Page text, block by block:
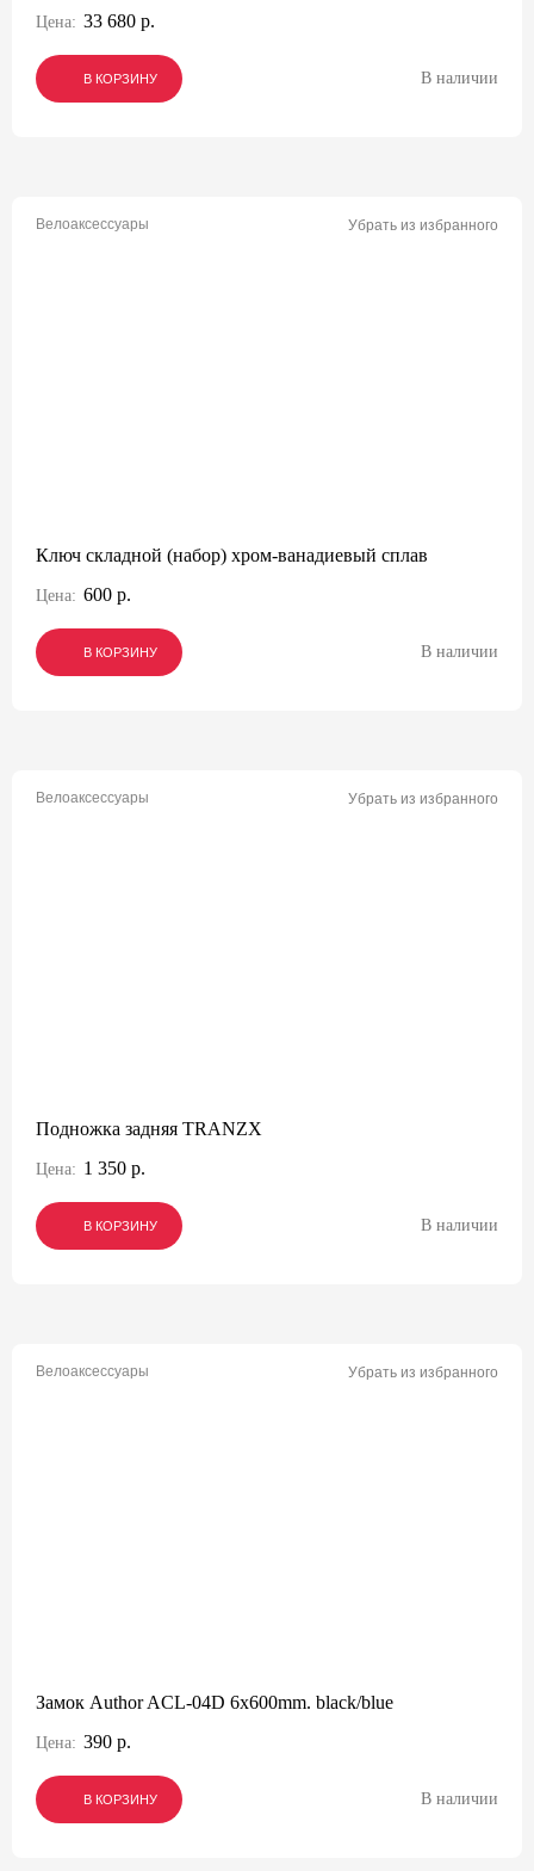
Цена: 33 680 р.
В КОРЗИНУ
В КОРЗИНУ
В КОРЗИНУ В наличии
Велоаксессуары Убрать из избранного
Ключ складной (набор) хром-ванадиевый сплав
Цена: 600 р.
В КОРЗИНУ
В КОРЗИНУ
В КОРЗИНУ В наличии
Велоаксессуары Убрать из избранного
Подножка задняя TRANZX
Цена: 1 350 р.
В КОРЗИНУ
В КОРЗИНУ
В КОРЗИНУ В наличии
Велоаксессуары Убрать из избранного
Замок Author ACL-04D 6x600mm. black/blue
Цена: 390 р.
В КОРЗИНУ
В КОРЗИНУ
В КОРЗИНУ В наличии